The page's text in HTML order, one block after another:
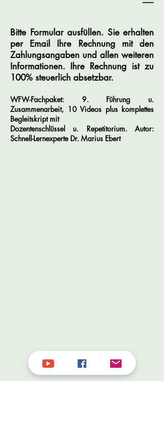
Bitte Formular ausfüllen. Sie erhalten
per Email Ihre Rechnung mit den
Zahlungsangaben und allen weiteren
Informationen. Ihre Rechnung ist zu
100% steuerlich absetzbar.
WFW-Fachpaket: 9. Führung u.
Zusammenarbeit, 10 Videos plus komplettes
Begleitskript mit
Dozentenschlüssel u. Repetitorium.Autor:
Schnell-Lernexperte Dr. Marius Ebert